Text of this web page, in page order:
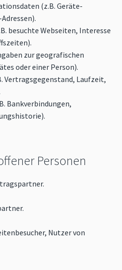
(z.B. Geräte-
besuchte Webseiten, Interesse
zur geografischen
oder einer Person).
Vertragsgegenstand, Laufzeit,
Bankverbindungen,
Personen
Nutzer von